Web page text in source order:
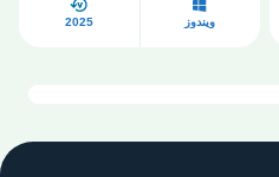
ويندوز 2025